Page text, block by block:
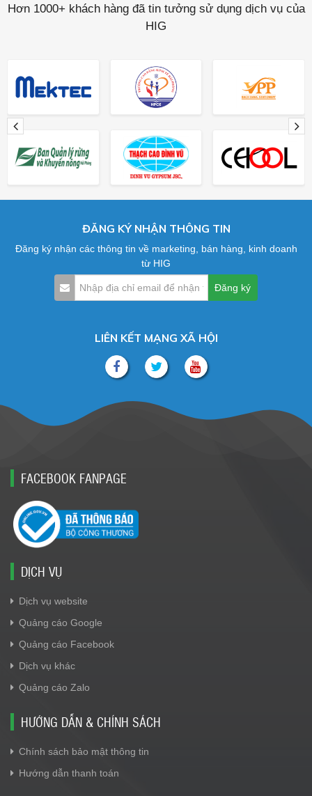
Hơn 1000+ khách hàng đã tin tưởng sử dụng dịch vụ của
HIG
ĐĂNG KÝ NHẬN THÔNG TIN
Đăng ký nhận các thông tin về marketing, bán hàng, kinh doanh
từ HIG
LIÊN KẾT MẠNG XÃ HỘI
FACEBOOK FANPAGE
DỊCH VỤ
Dịch vụ website
Quảng cáo Google
Quảng cáo Facebook
Dịch vụ khác
Quảng cáo Zalo
HƯỚNG DẪN & CHÍNH SÁCH
Chính sách bảo mật thông tin
Hướng dẫn thanh toán